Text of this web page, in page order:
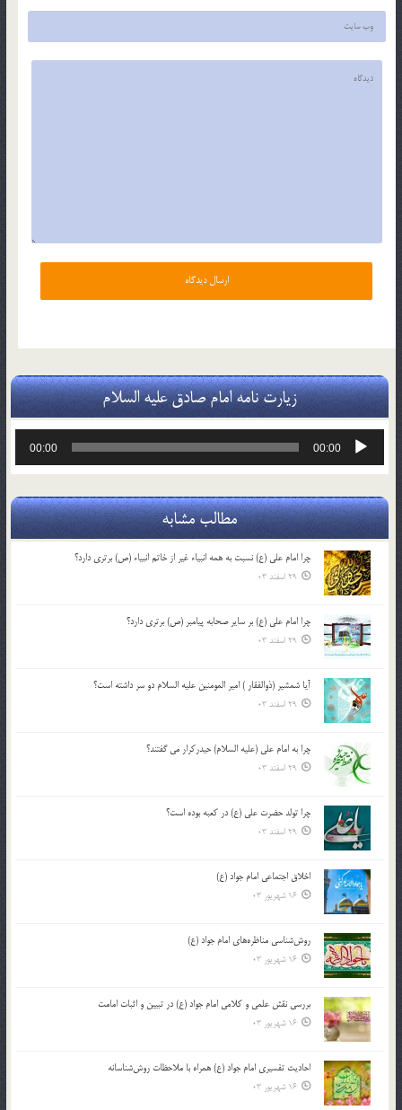
زیارت نامه امام صادق علیه السلام
پخش‌کننده
00:00
00:00
مطالب مشابه
چرا امام علی (ع) نسبت به همه انبیاء غیر از خاتم انبیاء (ص) برتری دارد؟
29 اسفند 03
چرا امام علی (ع) بر سایر صحابه پیامبر (ص) برتری دارد؟
29 اسفند 03
آیا شمشیر (ذوالفقار ) امیر المومنین علیه السلام دو سر داشته است؟
29 اسفند 03
چرا به امام علی (علیه السلام) حیدرکرار می گفتند؟
29 اسفند 03
چرا تولد حضرت علی (ع) در کعبه بوده است؟
29 اسفند 03
اخلاق اجتماعی امام جواد (ع)
16 شهریور 03
روش‌شناسی مناظره‌های امام جواد (ع)
16 شهریور 03
بررسی نقش علمی و کلامی امام جواد (ع) در تبیین و اثبات امامت
16 شهریور 03
احادیث تفسیری امام جواد (ع) همراه با ملاحظات روش‌شناسانه
16 شهریور 03